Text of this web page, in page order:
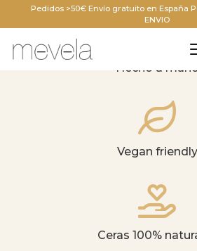
Pedidos >50€ Envío gratuito en España
ENVIO
Hecho a
Vegan friendly
Ceras 100%